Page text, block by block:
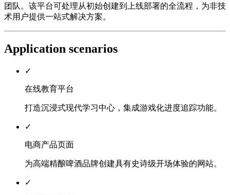
团队。该平台可处理从初始创建到上线部署的全流程，为非技
术用户提供一站式解决方案。
Application scenarios
✓
在线教育平台
打造沉浸式现代学习中心，集成游戏化进度追踪功能。
✓
电商产品页面
为高端精酿啤酒品牌创建具有史诗级开场体验的网站。
✓